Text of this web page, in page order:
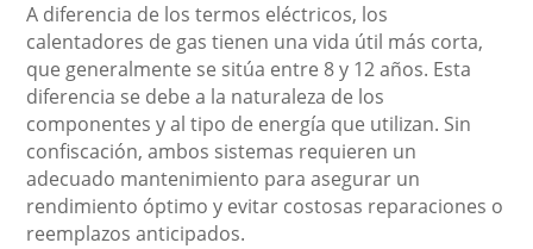
A diferencia de los termos eléctricos, los
calentadores de gas tienen una vida útil más corta,
que generalmente se sitúa entre 8 y 12 años. Esta
diferencia se debe a la naturaleza de los
componentes y al tipo de energía que utilizan. Sin
confiscación, ambos sistemas requieren un
adecuado mantenimiento para asegurar un
rendimiento óptimo y evitar costosas reparaciones o
reemplazos anticipados.